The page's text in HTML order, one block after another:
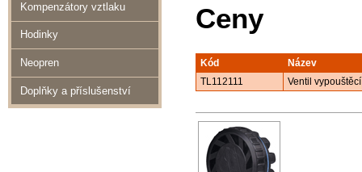
Kompenzátory vztlaku
Hodinky
Neopren
Doplňky a příslušenství
Ceny
Kód
Název
TL112111
Ventil